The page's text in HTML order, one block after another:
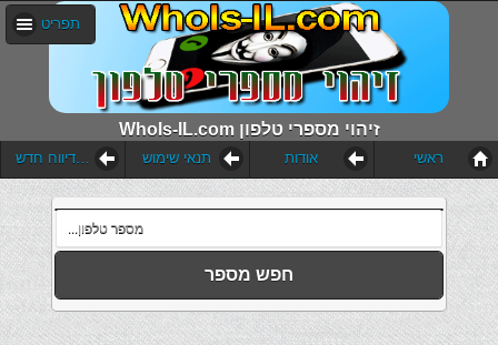
WhoIs-IL.com זיהוי מספרי טלפון
תפריט
הוסף דיווח חדש תנאי שימוש אודות ראשי
חפש מספר